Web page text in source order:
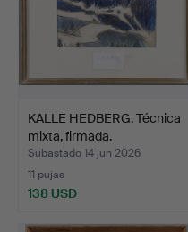
KALLE HEDBERG. Técnica
mixta, firmada.
Subastado 14 jun 2026
11 pujas
138 USD